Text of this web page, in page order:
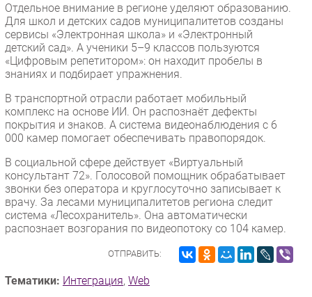
Отдельное внимание в регионе уделяют образованию.
Для школ и детских садов муниципалитетов созданы
сервисы «Электронная школа» и «Электронный
детский сад». А ученики 5–9 классов пользуются
«Цифровым репетитором»: он находит пробелы в
знаниях и подбирает упражнения.
В транспортной отрасли работает мобильный
комплекс на основе ИИ. Он распознаёт дефекты
покрытия и знаков. А система видеонаблюдения с 6
000 камер помогает обеспечивать правопорядок.
В социальной сфере действует «Виртуальный
консультант 72». Голосовой помощник обрабатывает
звонки без оператора и круглосуточно записывает к
врачу. За лесами муниципалитетов региона следит
система «Лесохранитель». Она автоматически
распознает возгорания по видеопотоку со 104 камер.
ОТПРАВИТЬ:
Тематики: Интеграция, Web